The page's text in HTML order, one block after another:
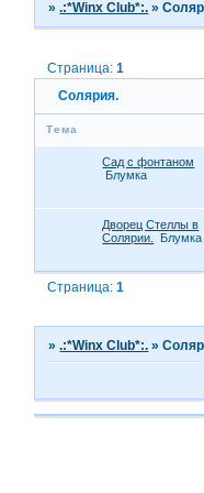
».:*Winx Club*:. »
Солярия.
Страница:1
Тема
Сад с фонтаном
Блумка
Дворец Стеллы в
Солярии.
Блумка
Страница:1
».:*Winx Club*:. »